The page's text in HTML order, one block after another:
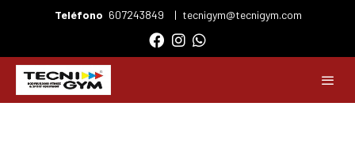
Teléfono 607243849 | tecnigym@tecnigym.com